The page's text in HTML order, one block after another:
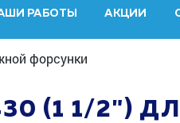
РАБОТЫ АКЦИИ
форсунки
(1 1/2")